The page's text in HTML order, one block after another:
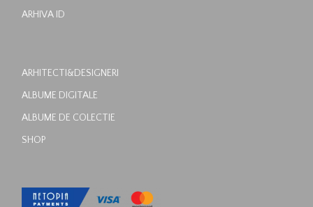
ARHIVA ID
ARHITECTI&DESIGNERI
ALBUME DIGITALE
ALBUME DE COLECTIE
SHOP